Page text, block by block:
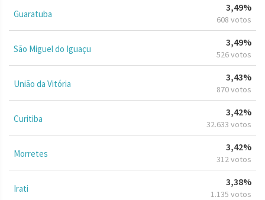
Guaratuba
3,49%
608 votos
São Miguel do Iguaçu
3,49%
526 votos
União da Vitória
3,43%
870 votos
Curitiba
3,42%
32.633 votos
Morretes
3,42%
312 votos
Irati
3,38%
1.135 votos